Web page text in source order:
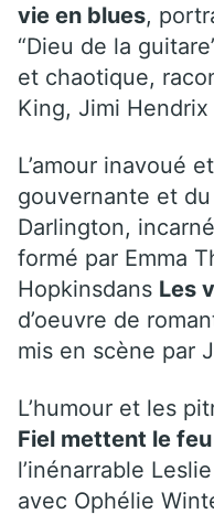
vie en blues,
“Dieu de la
et chaotique,
King, Jimi
L’amour inavoué
gouvernante et
Darlington,
formé par Emma
Hopkinsdans Les
d’oeuvre de
mis en scène par
L’humour et les
Fiel mettent le
l’inénarrable
avec Ophélie